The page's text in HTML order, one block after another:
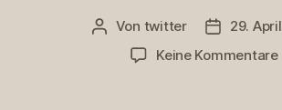
Beitragsautor
Von twitter
29.
Keine Kommentare